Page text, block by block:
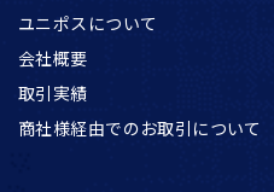
ユニポスについて
会社概要
取引実績
商社様経由でのお取引について